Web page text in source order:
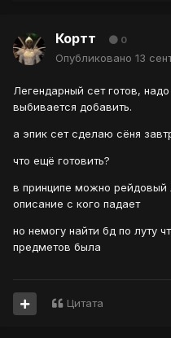
Кортт 0
Опубликовано 13
Легендарный сет готов,
выбивается добавить.
а эпик сет сделаю сёня
что ещё готовить?
в принципе можно рейдовый
описание с кого падает
но немогу найти бд по луту
предметов была
Цитата